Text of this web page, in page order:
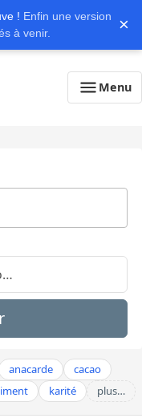
! Enfin une version
à venir.
×
Menu
anacarde
cacao
karité plus…